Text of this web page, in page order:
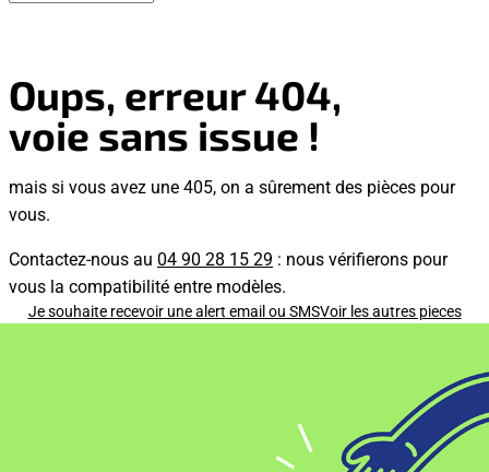
Oups, erreur 404,
voie sans issue !
mais si vous avez une 405, on a sûrement des pièces pour
vous.
Contactez-nous au 04 90 28 15 29 : nous vérifierons pour
vous la compatibilité entre modèles.
Je souhaite recevoir une alert email ou SMSVoir les autres pieces